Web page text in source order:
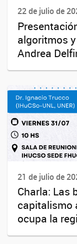
22 de julio de
algoritmos
Andrea
21 de julio de
Charla: Las
capitalismo
ocupa la